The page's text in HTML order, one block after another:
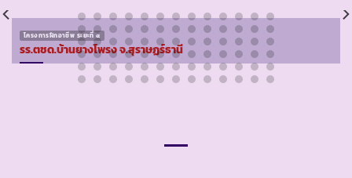
โครงการฝึกอาชีพ ระยะที่ ๔
รร.ตชด.บ้านยางโพรง จ.สุราษฏร์ธานี